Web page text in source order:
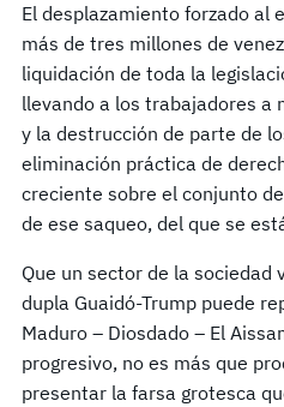
El desplazamiento forzado
más de tres millones de
liquidación de toda la
llevando a los trabajadores a
y la destrucción de parte de
eliminación práctica de
creciente sobre el conjunto
de ese saqueo, del que se
Que un sector de la
dupla Guaidó-Trump puede
Maduro – Diosdado – El
progresivo, no es más que
presentar la farsa grotesca